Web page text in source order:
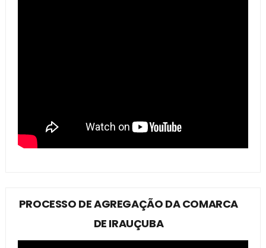
PROCESSO DE AGREGAÇÃO DA COMARCA
DE IRAUÇUBA